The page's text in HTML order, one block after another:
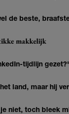
de beste,
makkelijk
tijdlijn
land, maar hij
niet, toch bleek